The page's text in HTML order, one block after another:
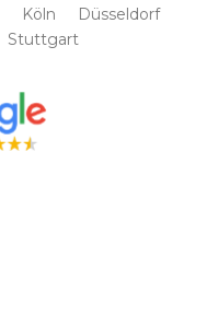
Köln
Düsseldorf
Stuttgart